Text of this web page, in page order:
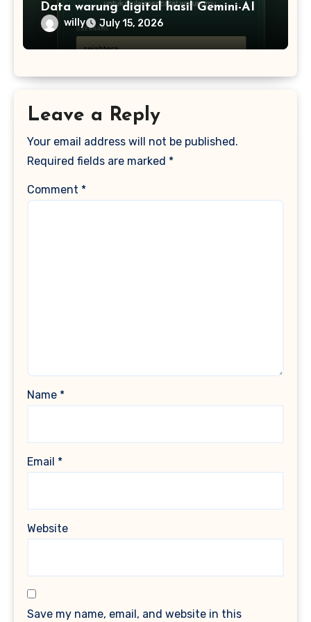
Data warung digital hasil Gemini-AI
willy July 15, 2026
Leave a Reply
Your email address will not be published.
Required fields are marked *
Comment *
Name *
Email *
Website
Save my name, email, and website in this